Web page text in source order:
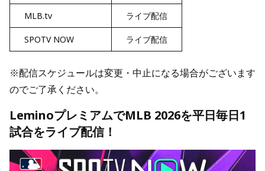
MLB.tv ライブ配信
SPOTV NOW ライブ配信
※配信スケジュールは変更・中止になる場合がございます
のでご了承ください。
LeminoプレミアムでMLB 2026を平日毎日1
試合をライブ配信！